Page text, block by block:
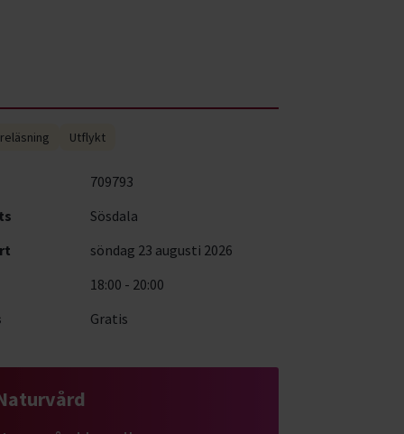
Utflykt
709793
Sösdala
söndag 23 augusti 2026
18:00 - 20:00
Gratis